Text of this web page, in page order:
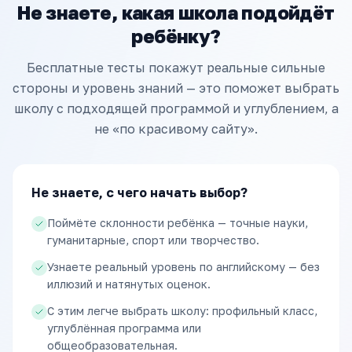
Не знаете, какая школа подойдёт
ребёнку?
Бесплатные тесты покажут реальные сильные
стороны и уровень знаний — это поможет выбрать
школу с подходящей программой и углублением, а
не «по красивому сайту».
Не знаете, с чего начать выбор?
Поймёте склонности ребёнка — точные науки,
гуманитарные, спорт или творчество.
Узнаете реальный уровень по английскому — без
иллюзий и натянутых оценок.
С этим легче выбрать школу: профильный класс,
углублённая программа или
общеобразовательная.